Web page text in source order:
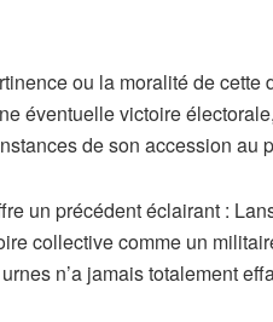
ou la moralité de
éventuelle victoire
de son accession au
un précédent éclairant :
collective comme un
n’a jamais totalement